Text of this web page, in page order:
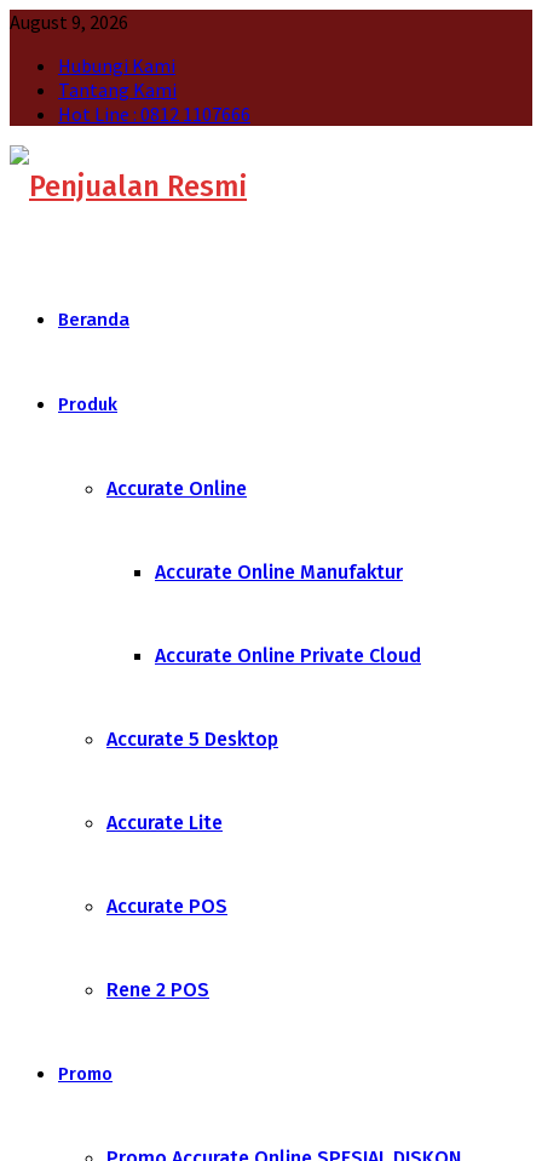
August 9, 2026
Hubungi Kami
Tantang Kami
Hot Line : 0812 1107666
Beranda
Produk
Accurate Online
Accurate Online Manufaktur
Accurate Online Private Cloud
Accurate 5 Desktop
Accurate Lite
Accurate POS
Rene 2 POS
Promo